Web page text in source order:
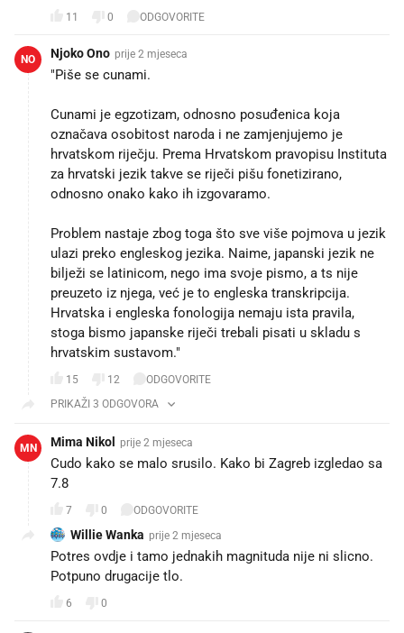
11 0 ODGOVORITE
NO Njoko Ono prije 2 mjeseca
"Piše se cunami.
Cunami je egzotizam, odnosno posuđenica koja
označava osobitost naroda i ne zamjenjujemo je
hrvatskom riječju. Prema Hrvatskom pravopisu Instituta
za hrvatski jezik takve se riječi pišu fonetizirano,
odnosno onako kako ih izgovaramo.
Problem nastaje zbog toga što sve više pojmova u jezik
ulazi preko engleskog jezika. Naime, japanski jezik ne
bilježi se latinicom, nego ima svoje pismo, a ts nije
preuzeto iz njega, već je to engleska transkripcija.
Hrvatska i engleska fonologija nemaju ista pravila,
stoga bismo japanske riječi trebali pisati u skladu s
hrvatskim sustavom."
15 12
ODGOVORITE
PRIKAŽI 3 ODGOVORA
MN Mima Nikol prije 2 mjeseca
Cudo kako se malo srusilo. Kako bi Zagreb izgledao sa
7.8
7 0 ODGOVORITE
Willie Wanka prije 2 mjeseca
Potres ovdje i tamo jednakih magnituda nije ni slicno.
Potpuno drugacije tlo.
6 0